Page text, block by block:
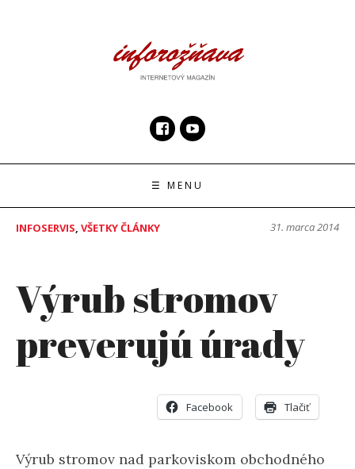
☰ MENU
INFOSERVIS, VŠETKY ČLÁNKY 31. marca 2014
Výrub stromov
preverujú úrady
Facebook Tlačiť
Výrub stromov nad parkoviskom obchodného